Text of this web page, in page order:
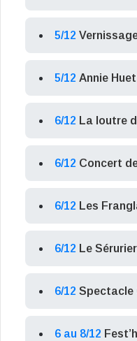
5/12
5/12 Annie
6/12 La loutre
6/12 Concert
6/12 Les
6/12 Le Sérurier
6/12 Spectacle
6 au 8/12